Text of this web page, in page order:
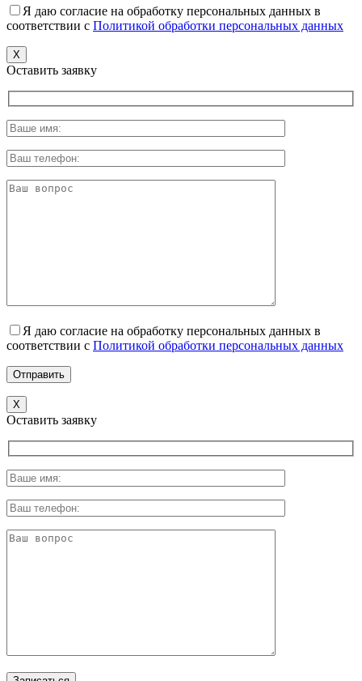
Я даю согласие на обработку персональных данных в
соответствии с Политикой обработки персональных данных
X
Оставить заявку
Я даю согласие на обработку персональных данных в
соответствии с Политикой обработки персональных данных
X
Оставить заявку